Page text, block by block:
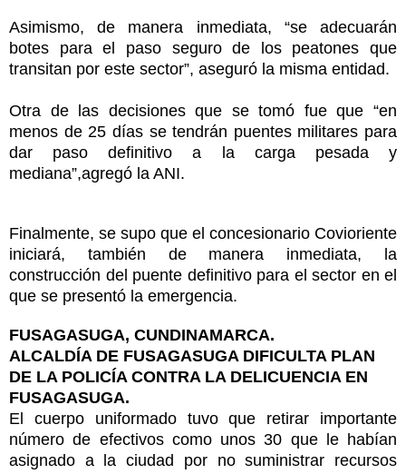
Asimismo, de manera inmediata, “se adecuarán
botes para el paso seguro de los peatones que
transitan por este sector”, aseguró la misma entidad.
Otra de las decisiones que se tomó fue que “en
menos de 25 días se tendrán puentes militares para
dar paso definitivo a la carga pesada y
mediana”,agregó la ANI.
Finalmente, se supo que el concesionario Covioriente
iniciará, también de manera inmediata, la
construcción del puente definitivo para el sector en el
que se presentó la emergencia.
FUSAGASUGA, CUNDINAMARCA.
ALCALDÍA DE FUSAGASUGA DIFICULTA PLAN
DE LA POLICÍA CONTRA LA DELICUENCIA EN
FUSAGASUGA.
El cuerpo uniformado tuvo que retirar importante
número de efectivos como unos 30 que le habían
asignado a la ciudad por no suministrar recursos